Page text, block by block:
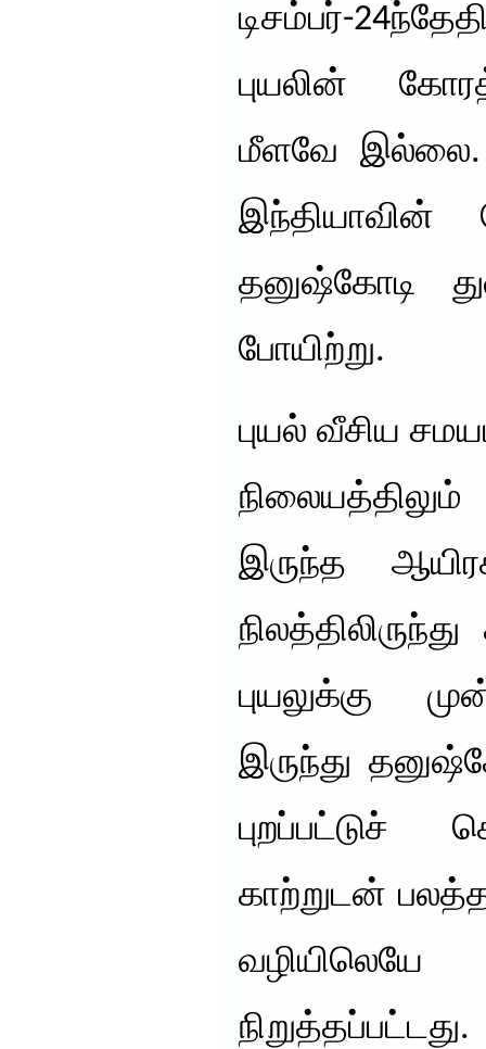
டிசம்பர்-
புயலின்
மீளவே இல்லை.
இந்தியாவின்
தனுஷ்கோடி
போயிற்று.
புயல் வீசிய
இருந்த
புயலுக்கு
இருந்து
புறப்பட்டுச்
காற்றுடன்